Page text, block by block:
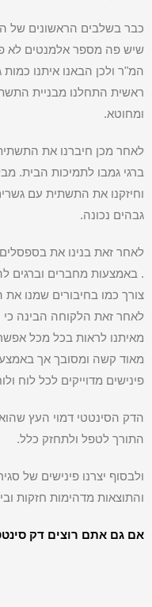
כבר בשלבים הראשונים של
שיש פה מספר אלמנטים לא
המ"ר ולכן הבאנו איתנו
ומחוטא.
לאחר מכן חיברנו את
ברגי גמבו לתמיכות הבית.
וחיזקנו את התשתית עם
גבהים נכונה.
לאחר זאת בנינו את
. באמצעות מחברים וברגים
צורך כמו בחיבורים שמנו
לאחר זאת הלקוחה הבינה
מאיתנו לראות בכל מכל
מאוד קשה ומסובך אך
פינישים מדוייקים לכל לוח
הדק הסינטטי דמוי העץ
התורך לטפל ולתחזק כלל.
ולבסוף יצרנו פינישים של
והתוצאות מדהימות חזקות
אם גם אתם רוצים דק